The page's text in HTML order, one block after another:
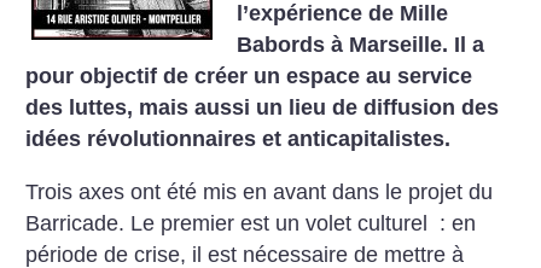
l’expérience de Mille
Babords à Marseille. Il a
pour objectif de créer un espace au service
des luttes, mais aussi un lieu de diffusion des
idées révolutionnaires et anticapitalistes.
Trois axes ont été mis en avant dans le projet du
Barricade. Le premier est un volet culturel : en
période de crise, il est nécessaire de mettre à